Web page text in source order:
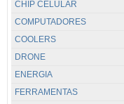
GOPRO / GOAL PRO
VIGILANCIA
WEBCAM
TODOS...
APPLE
CATERPILLAR
HUAWEI
LENOVO
LG
CHIP CELULAR
COMPUTADORES
TODOS...
DESKTOP
MINI PC
SERVIDOR
COOLERS
DRONE
ENERGIA
TODOS...
FERRAMENTAS